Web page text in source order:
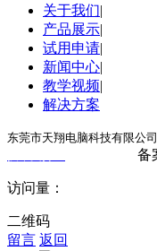
关于我们|
产品展示|
试用申请|
新闻中心|
教学视频|
解决方案
东莞市天翔电脑科技有限公
备
访问量：
二维码
留言 返回